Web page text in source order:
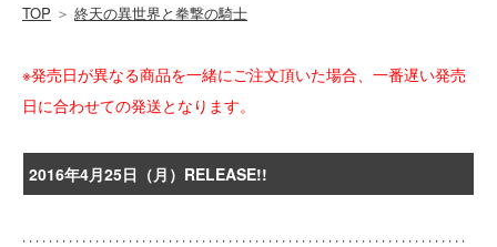
TOP ＞ 終天の異世界と拳撃の騎士
※発売日が異なる商品を一緒にご注文頂いた場合、一番遅い発売
日に合わせての発送となります。
2016年4月25日（月）RELEASE!!